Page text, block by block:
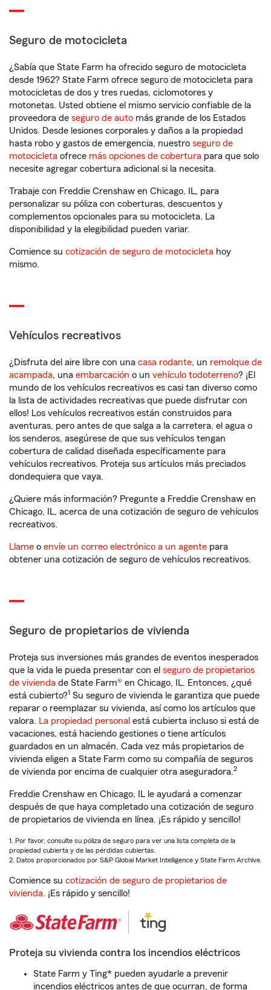
Seguro de motocicleta
¿Sabía que State Farm ha ofrecido seguro de motocicleta
desde 1962? State Farm ofrece seguro de motocicleta para
motocicletas de dos y tres ruedas, ciclomotores y
motonetas. Usted obtiene el mismo servicio confiable de la
proveedora de seguro de auto más grande de los Estados
Unidos. Desde lesiones corporales y daños a la propiedad
hasta robo y gastos de emergencia, nuestro seguro de
motocicleta ofrece más opciones de cobertura para que solo
necesite agregar cobertura adicional si la necesita.
Trabaje con Freddie Crenshaw en Chicago, IL, para
personalizar su póliza con coberturas, descuentos y
complementos opcionales para su motocicleta. La
disponibilidad y la elegibilidad pueden variar.
Comience su cotización de seguro de motocicleta hoy
mismo.
Vehículos recreativos
¿Disfruta del aire libre con una casa rodante, un remolque de
acampada, una embarcación o un vehículo todoterreno? ¡El
mundo de los vehículos recreativos es casi tan diverso como
la lista de actividades recreativas que puede disfrutar con
ellos! Los vehículos recreativos están construidos para
aventuras, pero antes de que salga a la carretera, el agua o
los senderos, asegúrese de que sus vehículos tengan
cobertura de calidad diseñada específicamente para
vehículos recreativos. Proteja sus artículos más preciados
dondequiera que vaya.
¿Quiere más información? Pregunte a Freddie Crenshaw en
Chicago, IL, acerca de una cotización de seguro de vehículos
recreativos.
Llame o envíe un correo electrónico a un agente para
obtener una cotización de seguro de vehículos recreativos.
Seguro de propietarios de vivienda
Proteja sus inversiones más grandes de eventos inesperados
que la vida le pueda presentar con el seguro de propietarios
de vivienda de State Farm® en Chicago, IL. Entonces, ¿qué
está cubierto?1 Su seguro de vivienda le garantiza que puede
reparar o reemplazar su vivienda, así como los artículos que
valora. La propiedad personal está cubierta incluso si está de
vacaciones, está haciendo gestiones o tiene artículos
guardados en un almacén. Cada vez más propietarios de
vivienda eligen a State Farm como su compañía de seguros
de vivienda por encima de cualquier otra aseguradora.2
Freddie Crenshaw en Chicago, IL le ayudará a comenzar
después de que haya completado una cotización de seguro
de propietarios de vivienda en línea. ¡Es rápido y sencillo!
1. Por favor, consulte su póliza de seguro para ver una lista completa de la
propiedad cubierta y de las pérdidas cubiertas.
2. Datos proporcionados por S&P Global Market Intelligence y State Farm Archive.
Comience su cotización de seguro de propietarios de
vivienda. ¡Es rápido y sencillo!
Proteja su vivienda contra los incendios eléctricos
State Farm y Ting* pueden ayudarle a prevenir
incendios eléctricos antes de que ocurran, de forma